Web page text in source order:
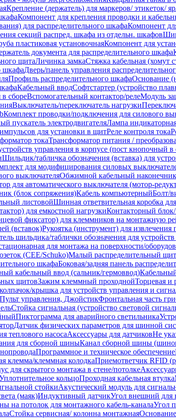
Крепление (держатель) для маркеров/ этикеток/
Компонент для крепления проводки и
для распределительного шкафаКомпонент
секций распред. шкафа из отдельн. шкафов
пластиковая установочнаяКомпонент для
документа для распределительного шкафа
щитаЛичинка замкаСтяжка кабельная (хомут
шкафаДверь/панель управления
Профиль распределительного шкафаОснование
Кабельный вводСофтстартер (устройство
сбореВспомогательный контактор/релеМодуль
Выключатель/переключатель нагрузки
Комплект проводки/подключения для силового
пускатель электродвигателяЛампа
для установки в щитРеле контроля тока
токаТрансформатор питания /
управления в корпусе (пост кнопочный в
Шильдик/табличка обозначения (вставка) для
для модифицирования силовых
выключателяОбжимной кабельный
для автоматического выключателя (мотор-
(блок сопряжения)Кабель компьютерныйБолт/
листовойШинная ответвительная коробка
для емкостной нагрузкиКонтакторный блок/
фиксатор) для клеммников на монтажную
(вставок)Рукоятка (инструмент) для извлечения
шильдика/таблички обозначения для
для монтажа на поверхности/
(CEE/Schuko)Малый распределительный
шкафаБоковая/задняя панель
кабельный ввод (сальник/гермоввод)
щитовЗажим клеммный проходнойТорцевая и
крышка для устройств управления и
Пульт управления, ДжойстикФронтальная часть
Стойка сигнальная (устройство световой
Пиктограмма для аварийного светильника
Датчик физических параметров для шинной
теплового насосаАксессуары для датчиковНе
для сборной шиныКанал сборной шины
Программное и техническое обеспечение
клемма/клеммная колодкаПриемответчик RFID
для скрытого монтажа в стене/потолке
кольцоПроходная кабельная втулка
стойкиАкустический модуль для
(маяк)Индуктивный датчикУгол внешний для
на потолок для монтажного кабель-каналаУгол
Стойка сервисная/ колонна монтажная